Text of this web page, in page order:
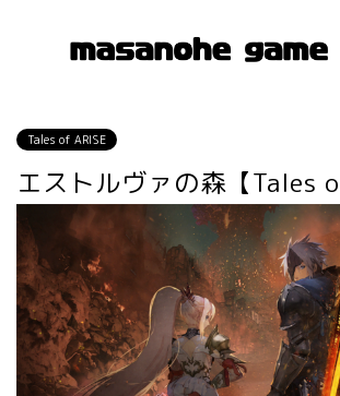
Tales of ARISE
エストルヴァの森【Tales